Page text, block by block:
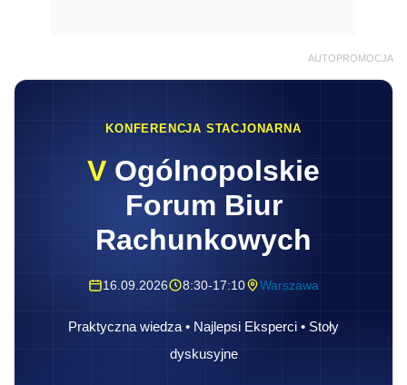
AUTOPROMOCJA
KONFERENCJA STACJONARNA
V Ogólnopolskie
Forum Biur
Rachunkowych
16.09.2026 8:30-17:10 Warszawa
Praktyczna wiedza • Najlepsi Eksperci • Stoły
dyskusyjne